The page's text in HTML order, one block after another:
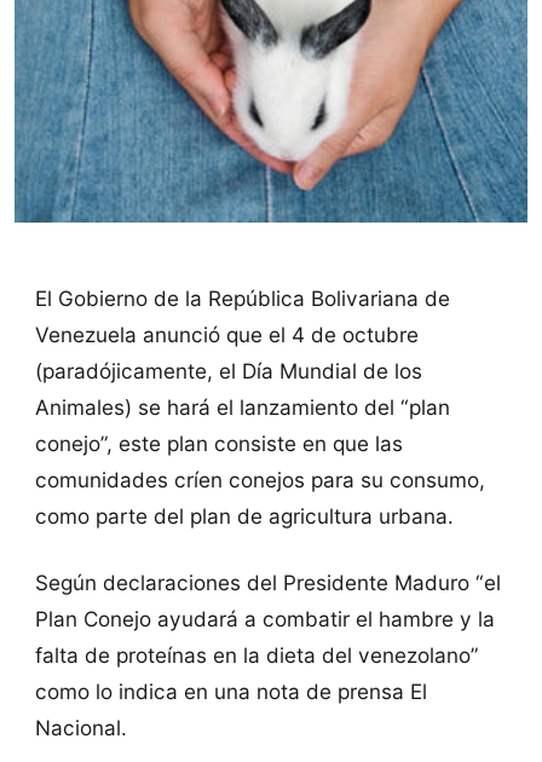
El Gobierno de la República Bolivariana de
Venezuela anunció que el 4 de octubre
(paradójicamente, el Día Mundial de los
Animales) se hará el lanzamiento del “plan
conejo”, este plan consiste en que las
comunidades críen conejos para su consumo,
como parte del plan de agricultura urbana.
Según declaraciones del Presidente Maduro “el
Plan Conejo ayudará a combatir el hambre y la
falta de proteínas en la dieta del venezolano”
como lo indica en una nota de prensa El
Nacional.